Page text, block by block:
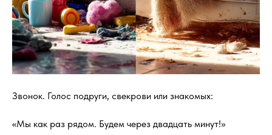
Звонок. Голос подруги, свекрови или знакомых:
«Мы как раз рядом. Будем через двадцать минут!»